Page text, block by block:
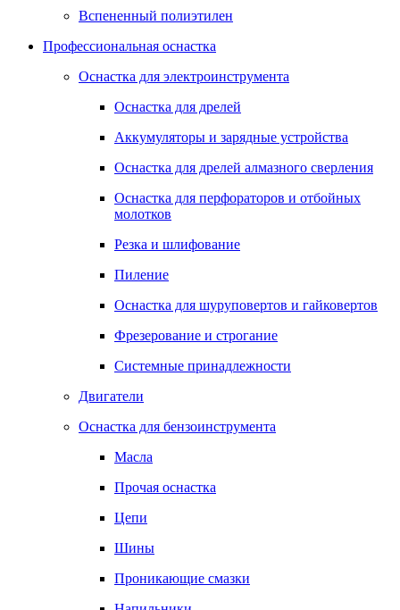
Вспененный полиэтилен
Профессиональная оснастка
Оснастка для электроинструмента
Оснастка для дрелей
Аккумуляторы и зарядные устройства
Оснастка для дрелей алмазного сверления
Оснастка для перфораторов и отбойных
молотков
Резка и шлифование
Пиление
Оснастка для шуруповертов и гайковертов
Фрезерование и строгание
Системные принадлежности
Двигатели
Оснастка для бензоинструмента
Масла
Прочая оснастка
Цепи
Шины
Проникающие смазки